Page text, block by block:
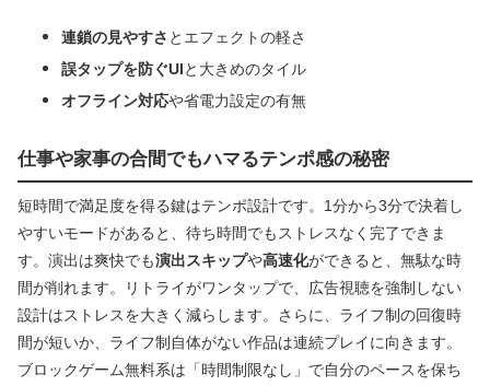
連鎖の見やすさ とエフェクトの軽さ
誤タップを防ぐUIと大きめのタイル
オフライン対応や省電力設定の有無
仕事や家事の合間でもハマるテンポ感の秘密
短時間で満足度を得る鍵はテンポ設計です。1分から3分で決着し
やすいモードがあると、待ち時間でもストレスなく完了できま
す。演出は爽快でも演出スキップや高速化ができると、無駄な時
間が削れます。リトライがワンタップで、広告視聴を強制しない
設計はストレスを大きく減らします。さらに、ライフ制の回復時
間が短いか、ライフ制自体がない作品は連続プレイに向きます。
ブロックゲーム無料系は「時間制限なし」で自分のペースを保ち